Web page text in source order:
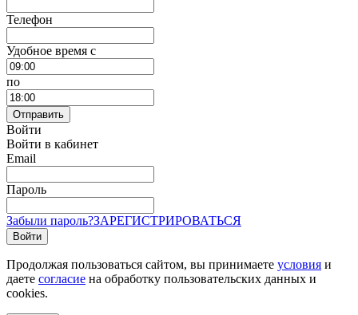
Телефон
Удобное время c
по
Отправить
Войти
Войти в кабинет
Email
Пароль
Забыли пароль?ЗАРЕГИСТРИРОВАТЬСЯ
Войти
Продолжая пользоваться сайтом, вы принимаете условия и
даете согласие на обработку пользовательских данных и
cookies.